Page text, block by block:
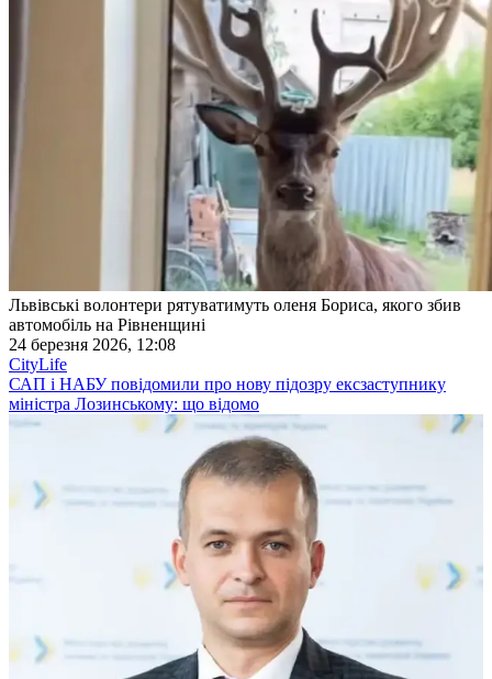
Львівські волонтери рятуватимуть оленя Бориса, якого збив
автомобіль на Рівненщині
24 березня 2026, 12:08
CityLife
САП і НАБУ повідомили про нову підозру ексзаступнику
міністра Лозинському: що відомо